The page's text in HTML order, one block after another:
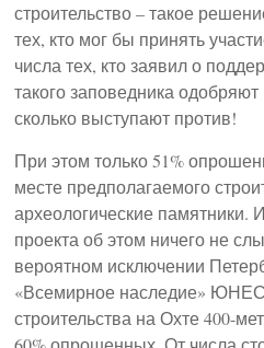
строительство – такое
тех, кто мог бы принять
числа тех, кто заявил о
такого заповедника
сколько выступают против!
При этом только 51%
месте предполагаемого
археологические памятники.
проекта об этом ничего не
вероятном исключении
«Всемирное наследие»
строительства на Охте 400-